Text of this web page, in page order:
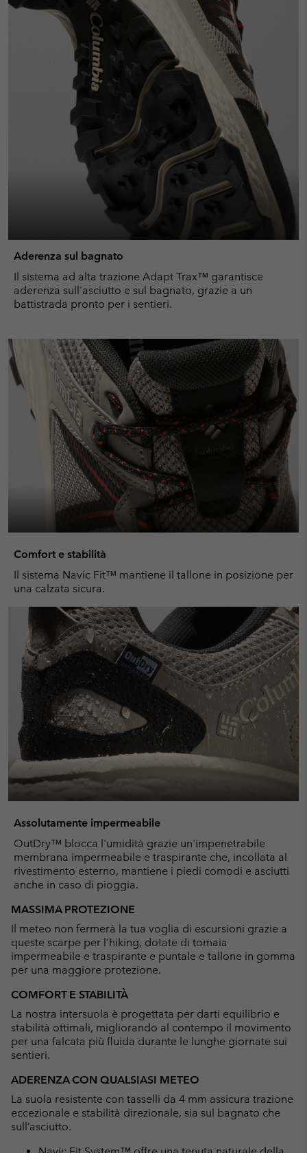
Aderenza sul bagnato
Il sistema ad alta trazione Adapt Trax™ garantisce
aderenza sull'asciutto e sul bagnato, grazie a un
battistrada pronto per i sentieri.
Comfort e stabilità
Il sistema Navic Fit™ mantiene il tallone in posizione per
una calzata sicura.
Assolutamente impermeabile
OutDry™ blocca l'umidità grazie un'impenetrabile
membrana impermeabile e traspirante che, incollata al
rivestimento esterno, mantiene i piedi comodi e asciutti
anche in caso di pioggia.
MASSIMA PROTEZIONE
Il meteo non fermerà la tua voglia di escursioni grazie a
queste scarpe per l’hiking, dotate di tomaia
impermeabile e traspirante e puntale e tallone in gomma
per una maggiore protezione.
COMFORT E STABILITÀ
La nostra intersuola è progettata per darti equilibrio e
stabilità ottimali, migliorando al contempo il movimento
per una falcata più fluida durante le lunghe giornate sui
sentieri.
ADERENZA CON QUALSIASI METEO
La suola resistente con tasselli da 4 mm assicura trazione
eccezionale e stabilità direzionale, sia sul bagnato che
sull’asciutto.